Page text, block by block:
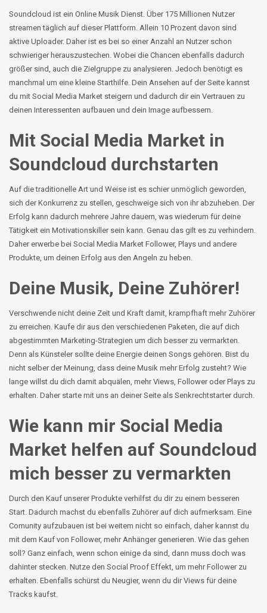
Soundcloud ist ein Online Musik Dienst. Über 175 Millionen Nutzer
streamen täglich auf dieser Plattform. Allein 10 Prozent davon sind
aktive Uploader. Daher ist es bei so einer Anzahl an Nutzer schon
schwieriger herauszustechen. Wobei die Chancen ebenfalls dadurch
größer sind, auch die Zielgruppe zu analysieren. Jedoch benötigt es
manchmal um eine kleine Starthilfe. Dein Ansehen auf der Seite kannst
du mit Social Media Market steigern und dadurch dir ein Vertrauen zu
deinen Interessenten aufbauen und dein Image aufbessern.
Mit Social Media Market in
Soundcloud durchstarten
Auf die traditionelle Art und Weise ist es schier unmöglich geworden,
sich der Konkurrenz zu stellen, geschweige sich von ihr abzuheben. Der
Erfolg kann dadurch mehrere Jahre dauern, was wiederum für deine
Tätigkeit ein Motivationskiller sein kann. Genau das gilt es zu verhindern.
Daher erwerbe bei Social Media Market Follower, Plays und andere
Produkte, um deinen Erfolg aus den Angeln zu heben.
Deine Musik, Deine Zuhörer!
Verschwende nicht deine Zeit und Kraft damit, krampfhaft mehr Zuhörer
zu erreichen. Kaufe dir aus den verschiedenen Paketen, die auf dich
abgestimmten Marketing-Strategien um dich besser zu vermarkten.
Denn als Künstelersollte deine Energie deinen Songs gehören. Bist du
nicht selber der Meinung, dass deine Musik mehr Erfolg zusteht? Wie
lange willst du dich damit abquälen, mehrViews , Follower oderPlays zu
erhalten. Daher starte mit uns an deiner Seite als Senkrechtstarter durch.
Wie kann mir Social Media
Market helfen auf Soundcloud
mich besser zu vermarkten
Durch den Kauf unserer Produkte verhilfst du dir zu einem besseren
Start. Dadurch machst du ebenfalls Zuhörer auf dich aufmerksam. Eine
Comunity aufzubauen ist bei weitem nicht so einfach, daher kannst du
mit dem Kauf von Follower, mehr Anhänger generieren. Wie das gehen
soll? Ganz einfach, wenn schon einige da sind, dann muss doch was
dahinter stecken. Nutze den Social Proof Effekt, um mehr Follower zu
erhalten. Ebenfalls schürst du Neugier, wenn du dirViews für deine
Tracks kaufst.